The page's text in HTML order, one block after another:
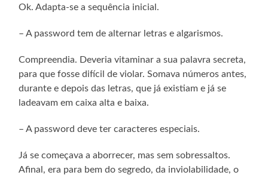
Ok. Adapta-se a sequência inicial.
– A password tem de alternar letras e algarismos.
Compreendia. Deveria vitaminar a sua palavra secreta,
para que fosse difícil de violar. Somava números antes,
durante e depois das letras, que já existiam e já se
ladeavam em caixa alta e baixa.
– A password deve ter caracteres especiais.
Já se começava a aborrecer, mas sem sobressaltos.
Afinal, era para bem do segredo, da inviolabilidade, o